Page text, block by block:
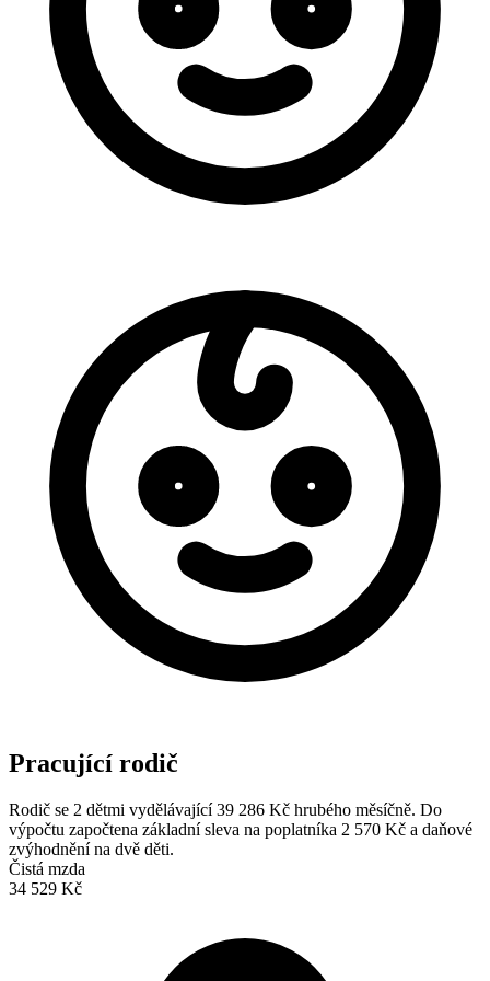
Pracující rodič
Rodič se 2 dětmi vydělávající 39 286 Kč hrubého měsíčně. Do
výpočtu započtena základní sleva na poplatníka 2 570 Kč a daňové
zvýhodnění na dvě děti.
Čistá mzda
34 529 Kč